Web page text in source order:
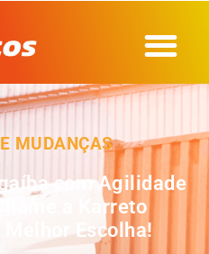
MUDANÇAS
com Agilidade
a Karreto
Escolha!